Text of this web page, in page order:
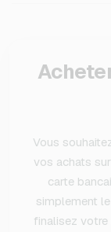
Vous
vos achats
carte
simplement
finalisez votre